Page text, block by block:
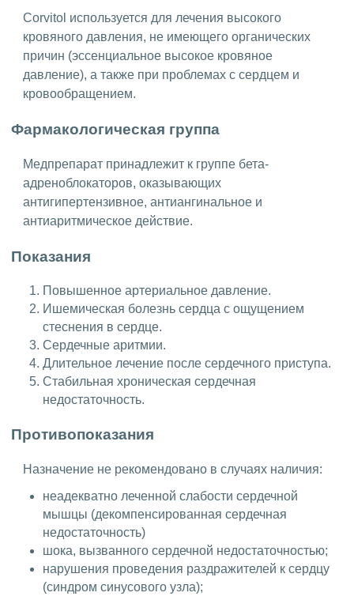
Corvitol используется для лечения высокого
кровяного давления, не имеющего органических
причин (эссенциальное высокое кровяное
давление), а также при проблемах с сердцем и
кровообращением.
Фармакологическая группа
Медпрепарат принадлежит к группе бета-
адреноблокаторов, оказывающих
антигипертензивное, антиангинальное и
антиаритмическое действие.
Показания
Повышенное артериальное давление.
Ишемическая болезнь сердца с ощущением
стеснения в сердце.
Сердечные аритмии.
Длительное лечение после сердечного приступа.
Стабильная хроническая сердечная
недостаточность.
Противопоказания
Назначение не рекомендовано в случаях наличия:
неадекватно леченной слабости сердечной
мышцы (декомпенсированная сердечная
недостаточность)
шока, вызванного сердечной недостаточностью;
нарушения проведения раздражителей к сердцу
(синдром синусового узла);